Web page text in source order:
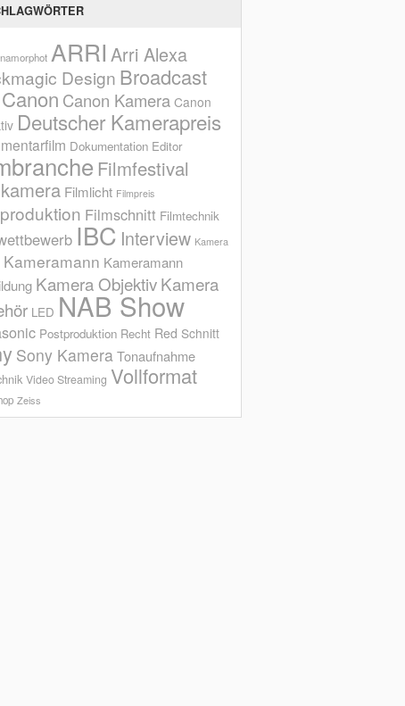
ARRI Arri Alexa
Design Broadcast
Canon Canon Kamera Canon
Deutscher Kamerapreis
Dokumentation Editor
Filmfestival
Filmlicht Filmpreis
Filmschnitt Filmtechnik
IBC Interview Kamera
Kameramann Kameramann
Kamera ObjektivKamera
LED NAB Show
Postproduktion Recht Red Schnitt
Sony KameraTonaufnahme
Video Streaming Vollformat
Zeiss